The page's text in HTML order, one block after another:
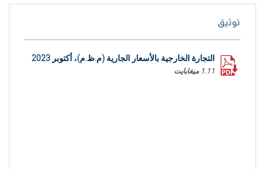
توثيق
التجارة الخارجية بالأسعار الجارية (م.ظ.م)، أكتوبر 2023
1.11 ميغابايت